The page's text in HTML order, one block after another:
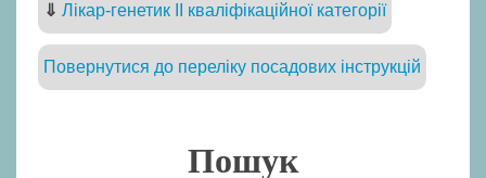
⇓ Лікар-генетик II кваліфікаційної категорії
Повернутися до переліку посадових інструкцій
Пошук